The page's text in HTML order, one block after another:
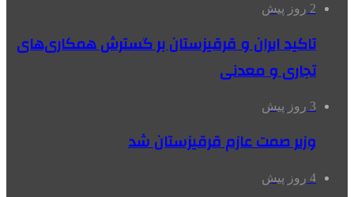
2 روز پیش
تاکید ایران و قرقیزستان بر گسترش همکاری‌های
تجاری و معدنی
3 روز پیش
وزیر صمت عازم قرقیزستان شد
4 روز پیش